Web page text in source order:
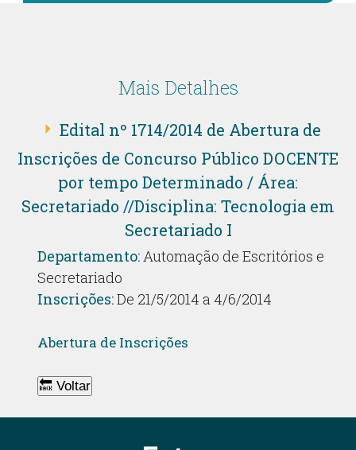
Mais Detalhes
Edital nº 1714/2014 de Abertura de
Inscrições de Concurso Público DOCENTE
por tempo Determinado / Área:
Secretariado //Disciplina: Tecnologia em
Secretariado I
Departamento:Automação de Escritórios e
Secretariado
Inscrições:De 21/5/2014 a 4/6/2014
Abertura de Inscrições
🔙 Voltar